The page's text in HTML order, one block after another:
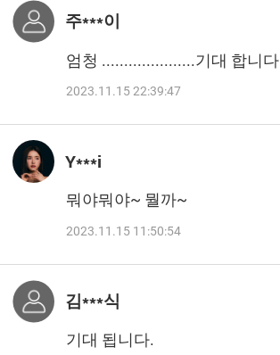
주***이
엄청 .....................기대 합니다
2023.11.15 22:39:47
Y***i
뭐야뭐야~ 뭘까~
2023.11.15 11:50:54
김***식
기대 됩니다.